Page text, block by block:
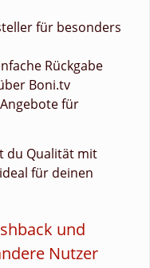
für besonders
Rückgabe
Boni.tv
für
du Qualität mit
für deinen
und
Nutzer